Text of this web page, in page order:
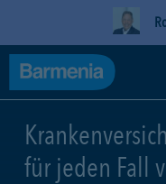
für jeden Fall